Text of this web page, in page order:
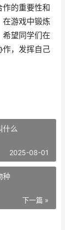
作的重要性和
在游戏中锻炼
希望同学们在
作，发挥自己
什么
2025-08-01
种
下一篇 »